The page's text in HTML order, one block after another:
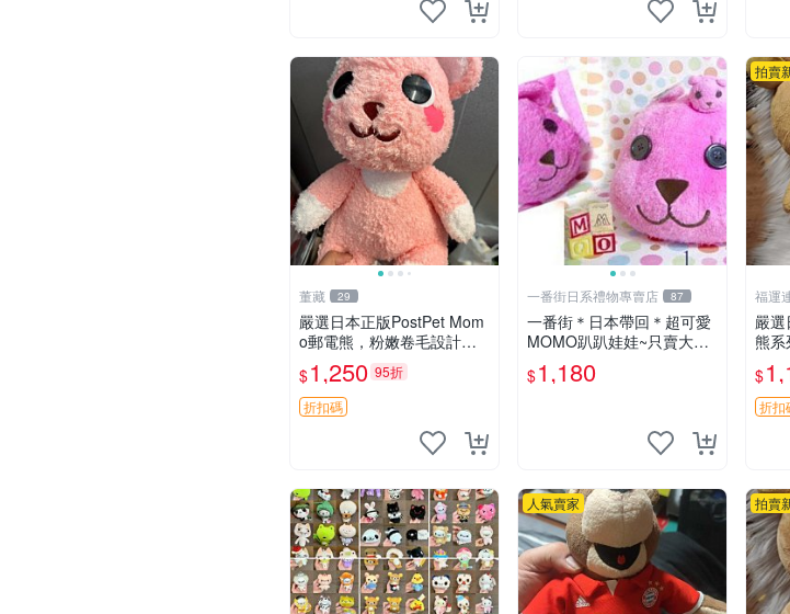
董藏 29
嚴選日本正版PostPet Mom
o郵電熊，粉嫩卷毛設計，
附原裝包裝與吊牌，超Reco
mmended收藏品 1095 玩偶
包裝
$1,250 95折
折扣碼
一番街日系禮物專賣店 87
一番街＊日本帶回＊超可愛
MOMO趴趴娃娃~只賣大隻
的1號~單隻價～生日禮物
$1,180
拍賣
福運
嚴
熊系
精
存狀
為佳
偶
$
折扣
人氣賣家 拍賣